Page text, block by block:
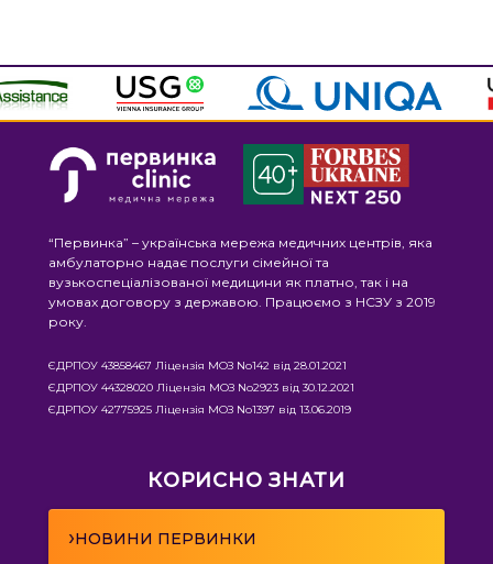
“Первинка” – українська мережа медичних центрів, яка
амбулаторно надає послуги сімейної та
вузькоспеціалізованої медицини як платно, так і на
умовах договору з державою. Працюємо з НСЗУ з 2019
року.
ЄДРПОУ 43858467 Ліцензія МОЗ No142 від 28.01.2021
ЄДРПОУ 44328020 Ліцензія МОЗ No2923 від 30.12.2021
ЄДРПОУ 42775925 Ліцензія МОЗ No1397 від 13.06.2019
КОРИСНО ЗНАТИ
›НОВИНИ ПЕРВИНКИ